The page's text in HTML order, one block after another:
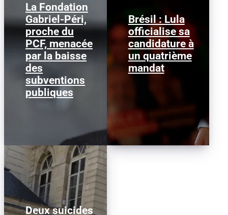
La Fondation
Gabriel-Péri,
proche du
PCF, menacée
par la baisse
des
subventions
publiques
Guillaume Roubaud-
Quashie, président de la
Fondation Gabriel-Péri
et membre de la
direction du PCF...
Brésil : Lula
officialise sa
candidature à
un quatrième
mandat
Lula da Silva dimanche
2 août 2026, au congrès
du Parti des travailleurs
à São Paulo - AFP Le...
Deux suicides